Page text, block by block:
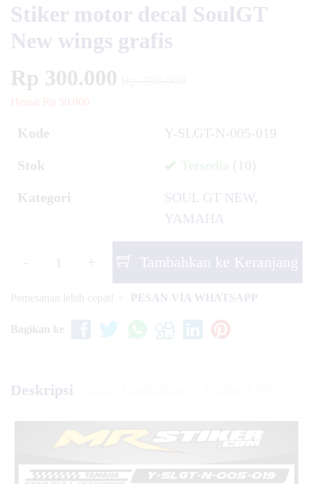
Stiker motor decal SoulGT
New wings grafis
Rp 300.000
Hemat Rp 50.000
Kode Y-SLGT-N-005-019
Stok Tersedia (10)
Kategori SOUL GT NEW,
YAMAHA
Tambahkan ke Keranjang
Pemesanan lebih cepat! PESAN VIA WHATSAPP
Bagikan ke
Deskripsi